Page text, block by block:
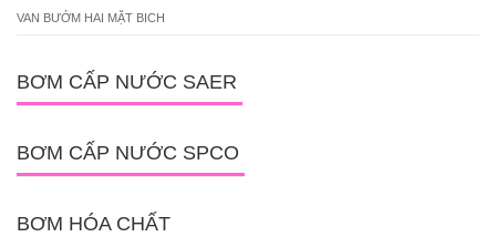
VAN BƯỚM HAI MẶT BICH
BƠM CẤP NƯỚC SAER
BƠM CẤP NƯỚC SPCO
BƠM HÓA CHẤT